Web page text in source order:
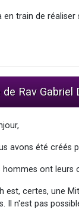
en train de
Rav Gabriel
avons été créés
hommes ont leurs
est, certes, une
Il n'est pas